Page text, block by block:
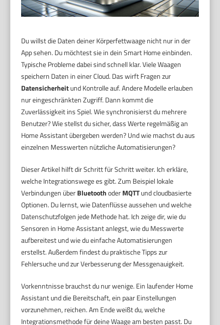
Du willst die Daten deiner Körperfettwaage nicht nur in der
App sehen. Du möchtest sie in dein Smart Home einbinden.
Typische Probleme dabei sind schnell klar. Viele Waagen
speichern Daten in einer Cloud. Das wirft Fragen zur
Datensicherheitund Kontrolle auf. Andere Modelle erlauben
nur eingeschränkten Zugriff. Dann kommt die
Zuverlässigkeit ins Spiel. Wie synchronisierst du mehrere
Benutzer? Wie stellst du sicher, dass Werte regelmäßig an
Home Assistant übergeben werden? Und wie machst du aus
einzelnen Messwerten nützliche Automatisierungen?
Dieser Artikel hilft dir Schritt für Schritt weiter. Ich erkläre,
welche Integrationswege es gibt. Zum Beispiel lokale
Verbindungen überBluetoothoderMQTTund cloudbasierte
Optionen. Du lernst, wie Datenflüsse aussehen und welche
Datenschutzfolgen jede Methode hat. Ich zeige dir, wie du
Sensoren in Home Assistant anlegst, wie du Messwerte
aufbereitest und wie du einfache Automatisierungen
erstellst. Außerdem findest du praktische Tipps zur
Fehlersuche und zur Verbesserung der Messgenauigkeit.
Vorkenntnisse brauchst du nur wenige. Ein laufender Home
Assistant und die Bereitschaft, ein paar Einstellungen
vorzunehmen, reichen. Am Ende weißt du, welche
Integrationsmethode für deine Waage am besten passt. Du